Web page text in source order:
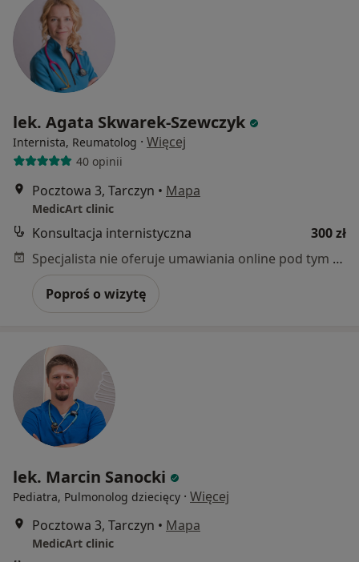
lek. Agata Skwarek-Szewczyk
Internista, Reumatolog · Więcej
40 opinii
Pocztowa 3, Tarczyn • Mapa
MedicArt clinic
Konsultacja internistyczna
300 zł
Specjalista nie oferuje umawiania online pod tym adresem.
Poproś o wizytę
lek. Marcin Sanocki
Pediatra, Pulmonolog dziecięcy · Więcej
Pocztowa 3, Tarczyn • Mapa
MedicArt clinic